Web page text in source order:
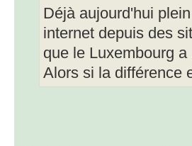
Déjà aujourd'hui
internet depuis des
que le Luxembourg
Alors si la différence